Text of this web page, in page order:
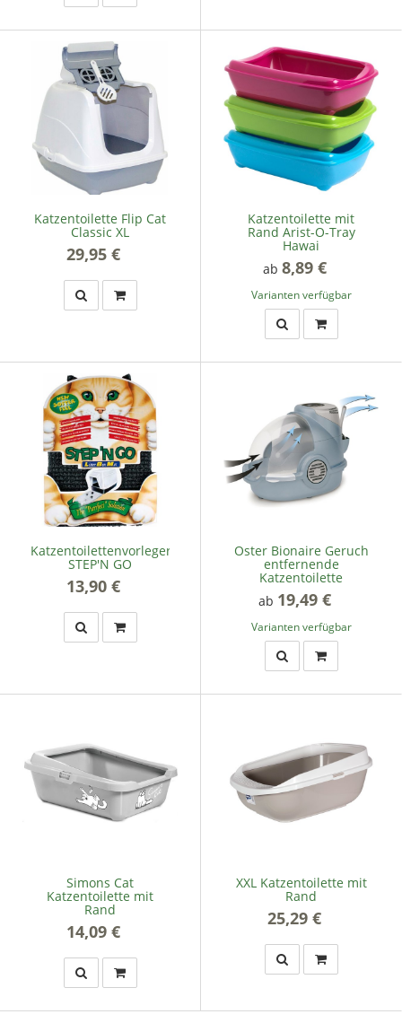
Katzentoilette Flip Cat
Classic XL
29,95 €
Katzentoilette mit
Rand Arist-O-Tray
Hawai
ab 8,89 €
Varianten verfügbar
Katzentoilettenvorleger
STEP'N GO
13,90 €
Oster Bionaire Geruch
entfernende
Katzentoilette
ab 19,49 €
Varianten verfügbar
Simons Cat
Katzentoilette mit
Rand
14,09 €
XXL Katzentoilette mit
Rand
25,29 €